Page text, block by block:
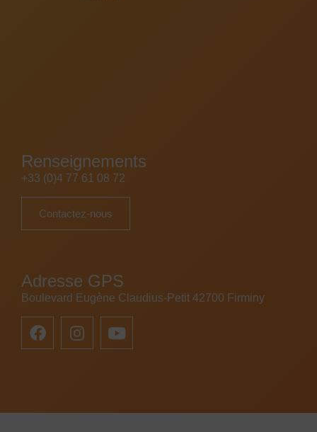
Renseignements
+33 (0)4 77 61 08 72
Contactez-nous
Adresse GPS
Boulevard Eugène Claudius-Petit 42700 Firminy